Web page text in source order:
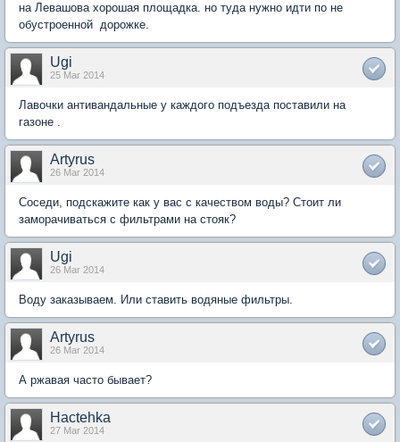
на Левашова хорошая площадка. но туда нужно идти по не
обустроенной дорожке.
Ugi
25 Mar 2014
Лавочки антивандальные у каждого подъезда поставили на
газоне .
Artyrus
26 Mar 2014
Соседи, подскажите как у вас с качеством воды? Стоит ли
заморачиваться с фильтрами на стояк?
Ugi
26 Mar 2014
Воду заказываем. Или ставить водяные фильтры.
Artyrus
26 Mar 2014
А ржавая часто бывает?
Hactehka
27 Mar 2014